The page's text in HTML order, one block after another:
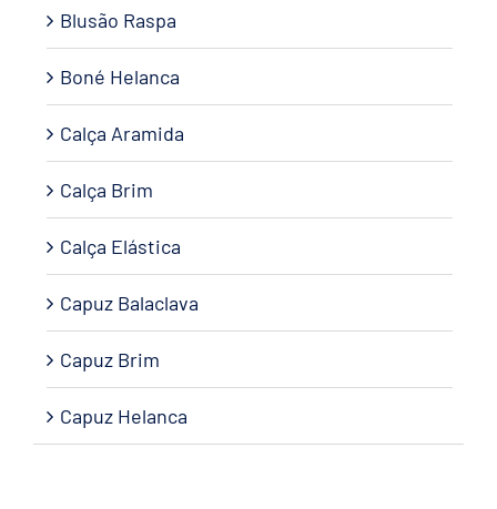
Blusão Raspa
Boné Helanca
Calça Aramida
Calça Brim
Calça Elástica
Capuz Balaclava
Capuz Brim
Capuz Helanca